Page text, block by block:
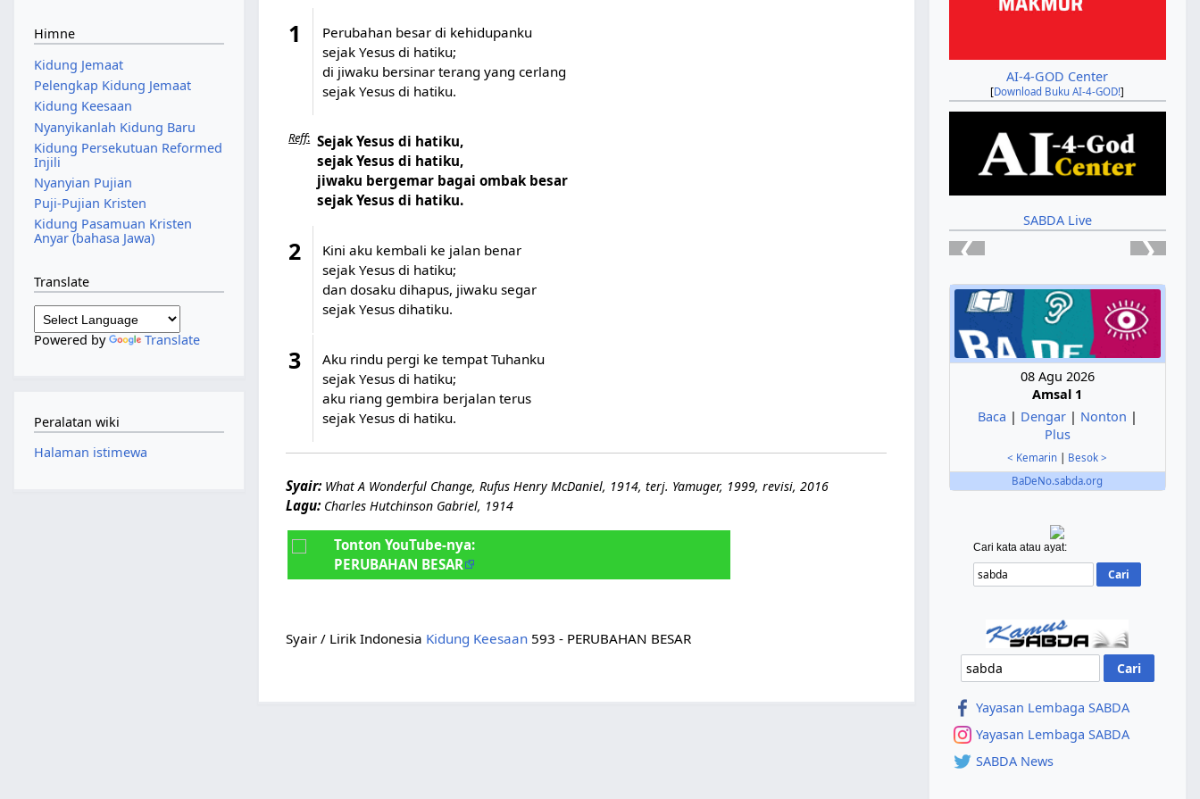
1
Perubahan besar di kehidupanku
sejak Yesus di hatiku;
di jiwaku bersinar terang yang cerlang
sejak Yesus di hatiku.
Reff: Sejak Yesus di hatiku,
sejak Yesus di hatiku,
jiwaku bergemar bagai ombak besar
sejak Yesus di hatiku.
2
Kini aku kembali ke jalan benar
sejak Yesus di hatiku;
dan dosaku dihapus, jiwaku segar
sejak Yesus dihatiku.
3
Aku rindu pergi ke tempat Tuhanku
sejak Yesus di hatiku;
aku riang gembira berjalan terus
sejak Yesus di hatiku.
Syair: What A Wonderful Change, Rufus Henry McDaniel, 1914, terj. Yamuger, 1999, revisi, 2016
Lagu: Charles Hutchinson Gabriel, 1914
Tonton YouTube-nya:
PERUBAHAN BESAR
Syair / Lirik Indonesia Kidung Keesaan 593 - PERUBAHAN BESAR
Himne
Kidung Jemaat
Pelengkap Kidung Jemaat
Kidung Keesaan
Nyanyikanlah Kidung Baru
Kidung Persekutuan Reformed
Injili
Nyanyian Pujian
Puji-Pujian Kristen
Kidung Pasamuan Kristen
Anyar (bahasa Jawa)
Translate
Powered by Translate
Peralatan wiki
Halaman istimewa
AI-4-GOD Center
[Download Buku AI-4-GOD!]
SABDA Live
❮ ❯
08 Agu 2026
Amsal 1
Baca | Dengar| Nonton |
Plus
< Kemarin
Besok >
BaDeNo.sabda.org
Cari kata atau ayat:
Yayasan Lembaga SABDA
Yayasan Lembaga SABDA
SABDA News